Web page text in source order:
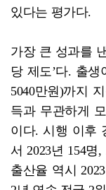
있다는 평가다.
가장 큰 성과를
당 제도’다. 출
5040만원)까지
득과 무관하게
이다. 시행 이후
서 2023년 154명
출산율 역시